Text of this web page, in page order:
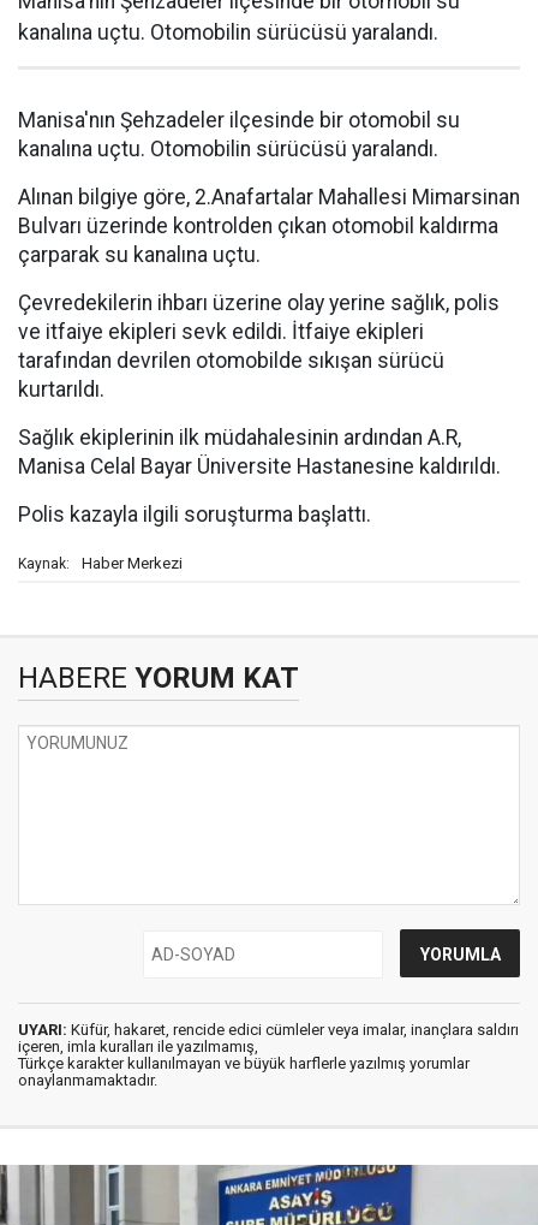
kanalına uçtu. Otomobilin sürücüsü yaralandı.
Manisa'nın Şehzadeler ilçesinde bir otomobil su
kanalına uçtu. Otomobilin sürücüsü yaralandı.
Alınan bilgiye göre, 2.Anafartalar Mahallesi Mimarsinan
Bulvarı üzerinde kontrolden çıkan otomobil kaldırma
çarparak su kanalına uçtu.
Çevredekilerin ihbarı üzerine olay yerine sağlık, polis
ve itfaiye ekipleri sevk edildi. İtfaiye ekipleri
tarafından devrilen otomobilde sıkışan sürücü
kurtarıldı.
Sağlık ekiplerinin ilk müdahalesinin ardından A.R,
Manisa Celal Bayar Üniversite Hastanesine kaldırıldı.
Polis kazayla ilgili soruşturma başlattı.
Kaynak: Haber Merkezi
HABERE YORUM KAT
UYARI: Küfür, hakaret, rencide edici cümleler veya imalar, inançlara saldırı
içeren, imla kuralları ile yazılmamış,
Türkçe karakter kullanılmayan ve büyük harflerle yazılmış yorumlar
onaylanmamaktadır.